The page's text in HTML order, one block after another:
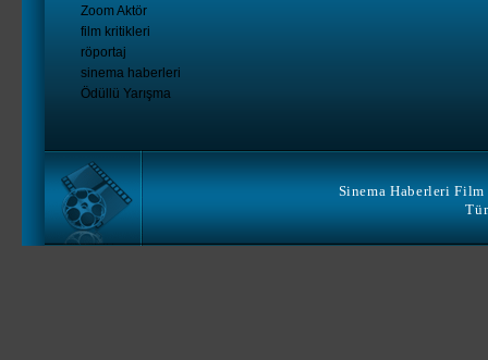
Zoom Aktör
film kritikleri
röportaj
sinema haberleri
Ödüllü Yarışma
Sinema Haberleri